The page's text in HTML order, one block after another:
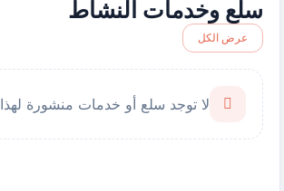
سلع وخدمات النشاط
عرض الكل
لا توجد سلع أو خدمات منشورة لهذا